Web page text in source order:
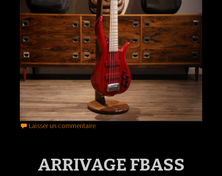
Laisser un commentaire
ARRIVAGE FBASS